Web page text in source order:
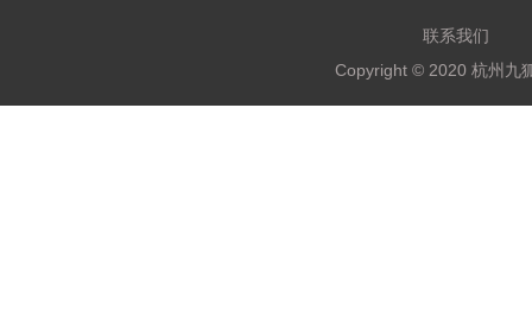
联系我们
Copyright © 2020 杭州九